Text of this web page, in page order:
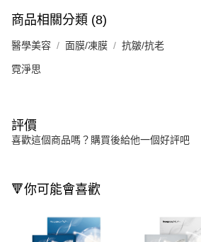
商品相關分類 (8)
醫學美容 面膜/凍膜 抗皺/抗老
霓淨思
評價
喜歡這個商品嗎？購買後給他一個好評吧
🔻你可能會喜歡